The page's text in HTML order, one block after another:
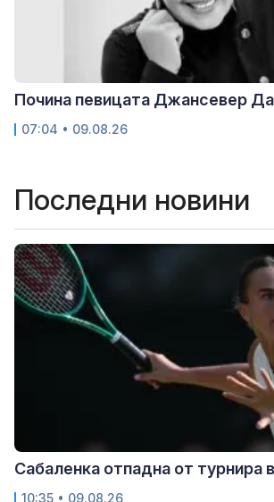
Почина певицата Джансевер
07:04 • 09.08.26
Последни новини
Сабаленка отпадна от турнира
10:35 • 09.08.26